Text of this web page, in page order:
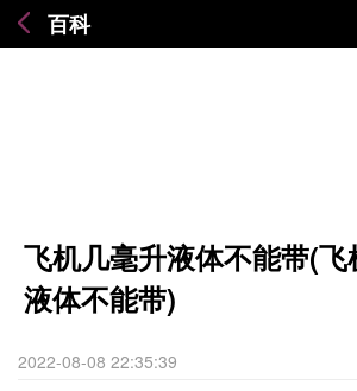
百科
飞机几毫升液体不能带(
液体不能带)
2022-08-08 22:35:39